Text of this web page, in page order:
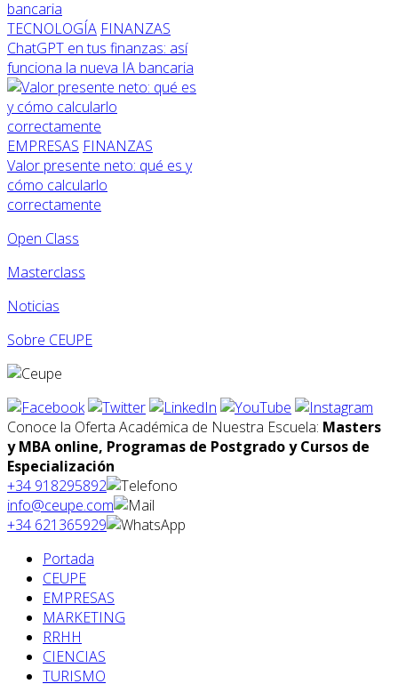
TECNOLOGÍA FINANZAS
ChatGPT en tus finanzas: así
funciona la nueva IA bancaria
EMPRESAS FINANZAS
Valor presente neto: qué es y
cómo calcularlo
correctamente
Open Class
Masterclass
Noticias
Sobre CEUPE
Conoce la Oferta Académica de Nuestra Escuela: Masters
y MBA online, Programas de Postgrado y Cursos de
Especialización
+34 918295892
info@ceupe.com
+34 621365929
Portada
CEUPE
EMPRESAS
MARKETING
RRHH
CIENCIAS
TURISMO